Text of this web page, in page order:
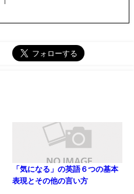
「気になる」の英語６つの基本
表現とその他の言い方